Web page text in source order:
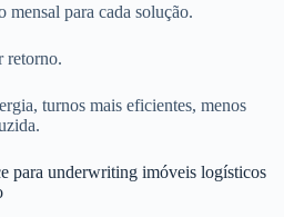
mensal para cada solução.
retorno.
turnos mais eficientes, menos
para underwriting imóveis logísticos